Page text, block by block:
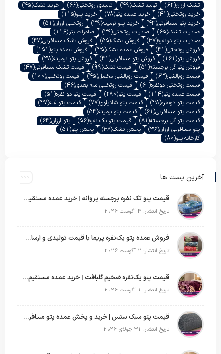
تشک ارزان(62) تولید تشک(49) تولیدی روتختی(66) خرید تشک(45)
خرید روتختی(41) خرید عمده پتو(78) خرید پتو(115)
خرید پتو مسافرتی(43) خرید پتو نرمینه(39) روتختی ارزان(51)
صادرات تشک(65) صادرات روتختی(39) صادرات پتو(116)
صادرات پتو دونفره(37) فروش تشک(55) فروش تشک مسافرتی(47)
فروش روتختی(41) فروش عمده تشک(45) فروش عمده پتو(151)
فروش پتو(161) فروش پتو مسافرتی(41) فروش پتو نرمینه(38)
فروش پتو گل برجسته(52) قیمت تشک(99) قیمت تشک مسافرتی(47)
قیمت روبالشی(63) قیمت روبالشی مخمل(45) قیمت روتختی(100)
قیمت روتختی دونفره(61) قیمت روتختی سه بعدی(46)
قیمت عمده پتو(114) قیمت پتو(280) قیمت پتو دو نفره(51)
قیمت پتو دونفره(48) قیمت پتو شادیلون(77) قیمت پتو لاله(47)
قیمت پتو مسافرتی(61) قیمت پتو نرمینه(54)
قیمت پتو گل برجسته(81) قیمت پتو یک نفره(56) پتو ارزان(64)
پتو مسافرتی ارزان(36) پخش تشک(38) پخش پتو(51)
کارخانه پتو(80)
آخرین پست ها
قیمت پتو تک نفره برجسته پروانه | خرید عمده مستقیم با بهترین قیمت بازار
تاریخ انتشار: 4 آگوست 2026
فروش عمده پتو یک‌نفره پریما با قیمت تولیدی و ارسال به سراسر کشور
تاریخ انتشار: 2 آگوست 2026
قیمت پتو یک‌نفره ضخیم گلبافت | خرید عمده مستقیم با بهترین قیمت
تاریخ انتشار: 1 آگوست 2026
قیمت پتو سبک سنس | خرید و پخش عمده پتو مسافرتی Sense
تاریخ انتشار: 31 جولای 2026